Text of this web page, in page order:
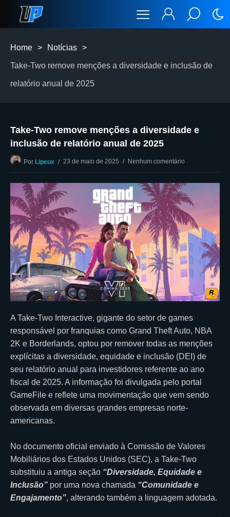
Home > Notícias >
Take-Two remove menções a diversidade e inclusão de
relatório anual de 2025
Take-Two remove menções a diversidade e
inclusão de relatório anual de 2025
Por Lipeux 23 de maio de 2025 Nenhum comentário
A Take-Two Interactive, gigante do setor de games
responsável por franquias como Grand Theft Auto, NBA
2K e Borderlands, optou por remover todas as menções
explícitas a diversidade, equidade e inclusão (DEI) de
seu relatório anual para investidores referente ao ano
fiscal de 2025. A informação foi divulgada pelo portal
GameFile e reflete uma movimentação que vem sendo
observada em diversas grandes empresas norte-
americanas.
No documento oficial enviado à Comissão de Valores
Mobiliários dos Estados Unidos (SEC), a Take-Two
substituiu a antiga seção “Diversidade, Equidade e
Inclusão” por uma nova chamada “Comunidade e
Engajamento”, alterando também a linguagem adotada.